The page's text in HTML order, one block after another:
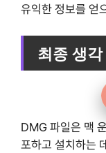
유익한 정보를 얻
최종 생각
DMG 파일은 맥
포하고 설치하는